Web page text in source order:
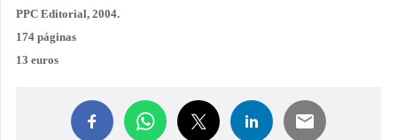
PPC Editorial, 2004.
174 páginas
13 euros